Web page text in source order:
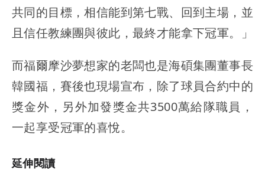
共同的目標，相信能到第七戰、回到主場，並
且信任教練團與彼此，最終才能拿下冠軍。」
而福爾摩沙夢想家的老闆也是海碩集團董事長
韓國福，賽後也現場宣布，除了球員合約中的
獎金外，另外加發獎金共3500萬給隊職員，
一起享受冠軍的喜悅。
延伸閱讀